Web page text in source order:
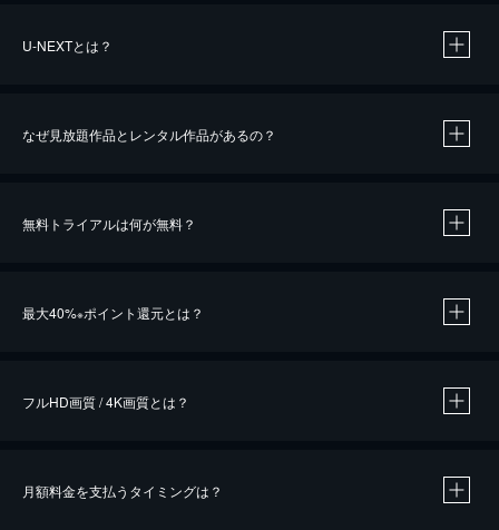
U-NEXTとは？
なぜ見放題作品とレンタル作品があるの？
無料トライアルは何が無料？
最大40%※ポイント還元とは？
※40％ポイント還元の対象は、クレジットカード決済による作品の購入 / レンタルです。
フルHD画質 / 4K画質とは？
月額料金を支払うタイミングは？